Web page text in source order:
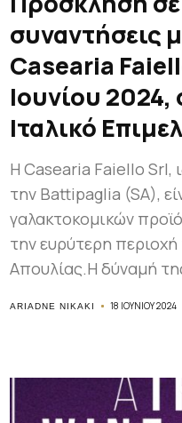
συναντήσεις
Casearia
Ιουνίου
Ιταλικό
Η Casearia Faiello Srl,
την Battipaglia (SA),
γαλακτοκομικών
την ευρύτερη
Απουλίας.Η δύναμή
ARIADNE NIKAKI 18 ΙΟΥΝΊΟΥ 2024